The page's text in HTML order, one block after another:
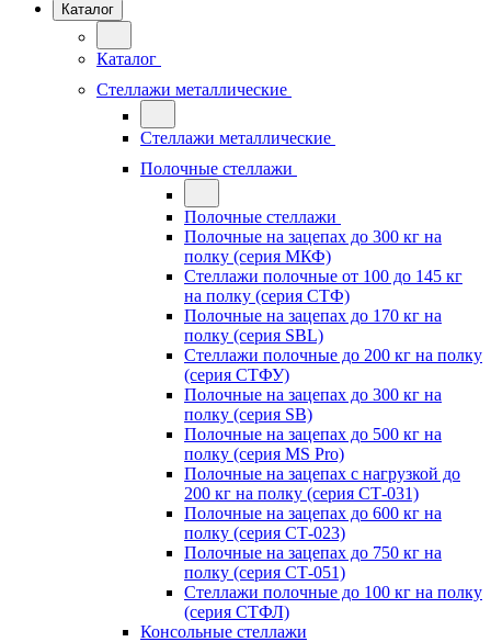
Каталог
Каталог
Стеллажи металлические
Стеллажи металлические
Полочные стеллажи
Полочные стеллажи
Полочные на зацепах до 300 кг на
полку (серия МКФ)
Стеллажи полочные от 100 до 145 кг
на полку (серия СТФ)
Полочные на зацепах до 170 кг на
полку (серия SBL)
Стеллажи полочные до 200 кг на полку
(серия СТФУ)
Полочные на зацепах до 300 кг на
полку (серия SB)
Полочные на зацепах до 500 кг на
полку (серия MS Pro)
Полочные на зацепах с нагрузкой до
200 кг на полку (серия СТ-031)
Полочные на зацепах до 600 кг на
полку (серия СТ-023)
Полочные на зацепах до 750 кг на
полку (серия СТ-051)
Стеллажи полочные до 100 кг на полку
(серия СТФЛ)
Консольные стеллажи